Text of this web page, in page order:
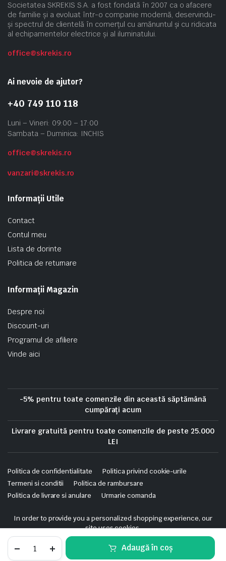
Unica,
Intrerupator
Adaugă în coș
Societatea SKREKIS S.A. a fost fondată în 2007 ca o afacere
de familie și a evoluat într-o companie modernă, deservindu-
și spectrul de clientelă în comerțul cu amănuntul și cu ridicata
al echipamentelor electrice și al iluminatului.
office@skrekis.ro
Ai nevoie de ajutor?
+40 749 110 118
Luni – Vineri: 09:00 – 17:00
Sambata – Duminica: INCHIS
office@skrekis.ro
vanzari@skrekis.ro
Informații Utile
Contact
Contul meu
Lista de dorinte
Politica de returnare
Informații Magazin
Despre noi
Discount-uri
Programul de afiliere
Vinde aici
-5% pentru toate comenzile din această săptămână
cumpărați acum
Livrare gratuită pentru toate comenzile de peste 25.000
LEI
Politica de confidentialitate
Politica privind cookie-urile
Termeni si conditii
Politica de rambursare
Politica de livrare si anulare
Urmarie comanda
Copyright 2025 © Skrekis. All right reserved. Powered by iTistul.ro.
In order to provide you a personalized shopping experience, our
site uses cookies.
cookie policy.
Accept Cookies
STORE SEARCH WISHLIST ACCOUNT CATEGORIES